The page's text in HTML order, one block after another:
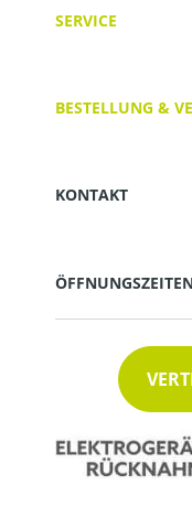
SERVICE
BESTELLUNG &
KONTAKT